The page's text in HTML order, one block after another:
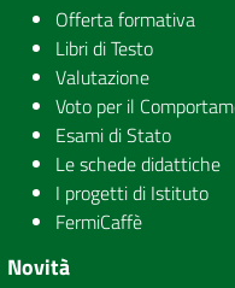
Offerta formativa
Libri di Testo
Valutazione
Voto per il
Esami di Stato
Le schede didattiche
I progetti di Istituto
FermiCaffè
Novità